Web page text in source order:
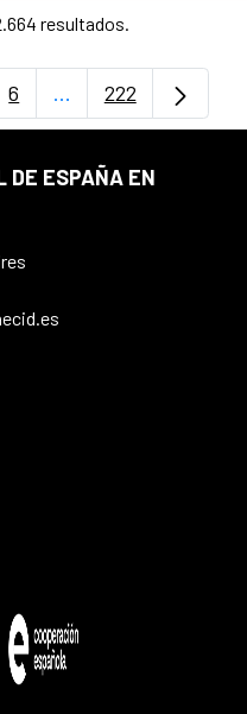
resultados.
Use TAB para
Página
6 ...PáginasPágina
222
DE ESPAÑA EN